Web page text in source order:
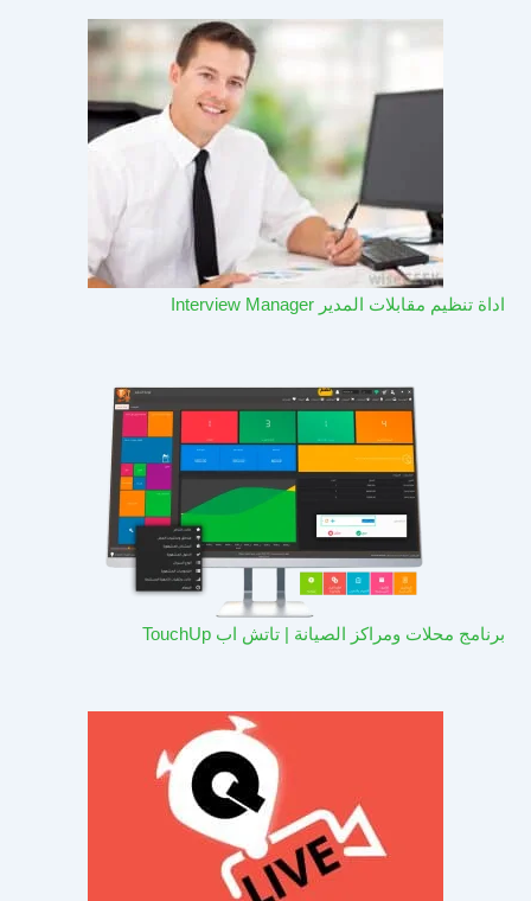
اداة تنظيم مقابلات المدير Interview Manager
برنامج محلات ومراكز الصيانة | تاتش اب TouchUp